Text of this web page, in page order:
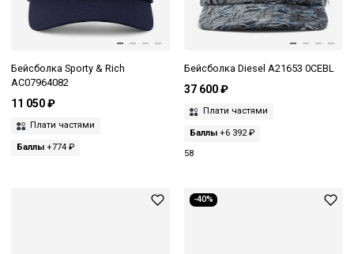
Бейсболка Sporty & Rich
AC07964082
11 050 ₽
Плати частями
Баллы +774 ₽
Бейсболка Diesel A21653 0CEBL
37 600 ₽
Плати частями
Баллы+6 392 ₽
58
-40%